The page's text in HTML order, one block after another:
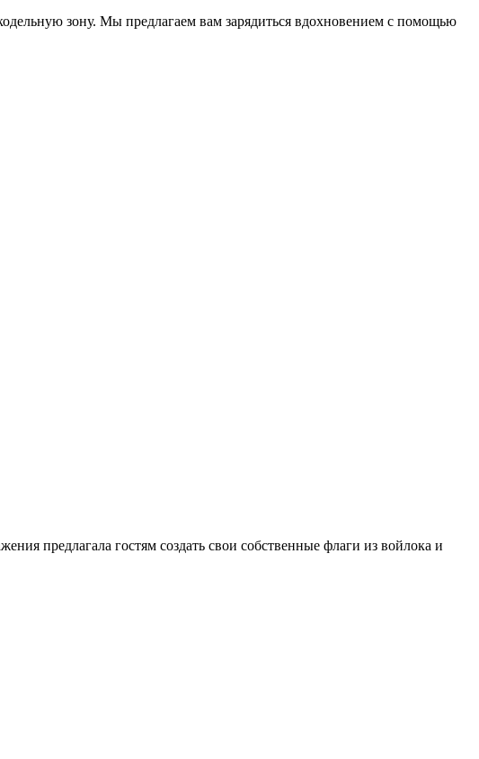
зону. Мы предлагаем вам зарядиться вдохновением с помощью
предлагала гостям создать свои собственные флаги из войлока и